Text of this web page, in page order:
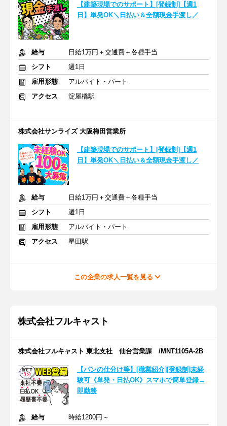
【建築現場でのサポート】[登録制]【週1
日】単発OK＼日払い＆全額現金手渡し／
給与
日給1万円＋交通費＋各種手当
シフト
週1日
雇用形態
アルバイト・パート
アクセス
淀屋橋駅
株式会社サンライズ 大阪梅田営業所
【建築現場でのサポート】[登録制]【週1
日】単発OK＼日払い＆全額現金手渡し／
給与
日給1万円＋交通費＋各種手当
シフト
週1日
雇用形態
アルバイト・パート
アクセス
星田駅
この企業の求人一覧を見る
株式会社フルキャスト
株式会社フルキャスト 東北支社 仙台営業課 /MNT1105A-2B
【パンの仕分け等】[職業紹介][登録制]未経
験可《単発・日払OK》スマホで簡単登録→
即勤務
給与 時給1200円～